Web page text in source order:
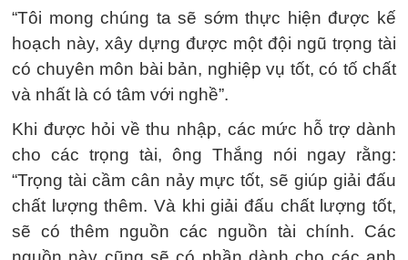
“Tôi mong chúng ta sẽ sớm thực hiện được kế
hoạch này, xây dựng được một đội ngũ trọng tài
có chuyên môn bài bản, nghiệp vụ tốt, có tố chất
và nhất là có tâm với nghề”.
Khi được hỏi về thu nhập, các mức hỗ trợ dành
cho các trọng tài, ông Thắng nói ngay rằng:
“Trọng tài cầm cân nảy mực tốt, sẽ giúp giải đấu
chất lượng thêm. Và khi giải đấu chất lượng tốt,
sẽ có thêm nguồn các nguồn tài chính. Các